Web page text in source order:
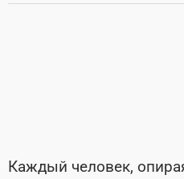
Каждый человек,